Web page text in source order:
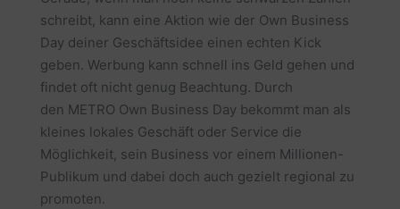
schreibt, kann eine Aktion wie der Own Business
Day deiner Geschäftsidee einen echten Kick
geben. Werbung kann schnell ins Geld gehen und
findet oft nicht genug Beachtung. Durch
den METRO Own Business Day bekommt man als
kleines lokales Geschäft oder Service die
Möglichkeit, sein Business vor einem Millionen-
Publikum und dabei doch auch gezielt regional zu
promoten.